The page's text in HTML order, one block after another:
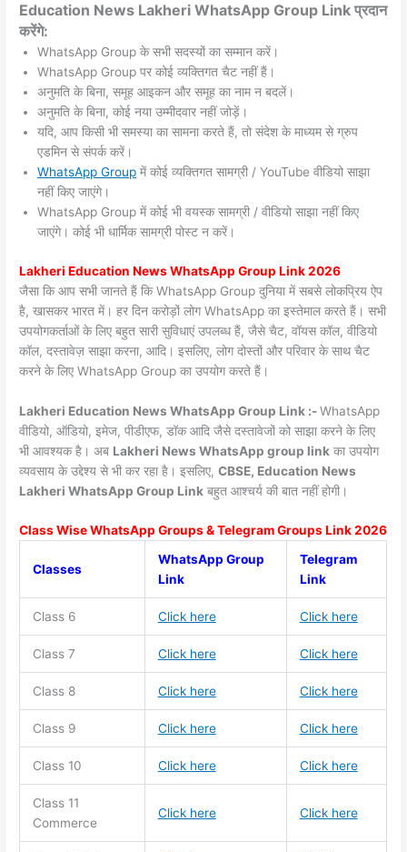
Education News Lakheri WhatsApp Group Link प्रदान
करेंगे:
WhatsApp Group के सभी सदस्यों का सम्मान करें।
WhatsApp Group पर कोई व्यक्तिगत चैट नहीं हैं।
अनुमति के बिना, समूह आइकन और समूह का नाम न बदलें।
अनुमति के बिना, कोई नया उम्मीदवार नहीं जोड़ें।
यदि, आप किसी भी समस्या का सामना करते हैं, तो संदेश के माध्यम से ग्रुप
एडमिन से संपर्क करें।
WhatsApp Group में कोई व्यक्तिगत सामग्री / YouTube वीडियो साझा
नहीं किए जाएंगे।
WhatsApp Group में कोई भी वयस्क सामग्री / वीडियो साझा नहीं किए
जाएंगे। कोई भी धार्मिक सामग्री पोस्ट न करें।
LakheriEducation News WhatsApp Group Link 2026
जैसा कि आप सभी जानते हैं कि WhatsApp Group दुनिया में सबसे लोकप्रिय ऐप
है, खासकर भारत में। हर दिन करोड़ों लोग WhatsApp का इस्तेमाल करते हैं। सभी
उपयोगकर्ताओं के लिए बहुत सारी सुविधाएं उपलब्ध हैं, जैसे चैट, वॉयस कॉल, वीडियो
कॉल, दस्तावेज़ साझा करना, आदि। इसलिए, लोग दोस्तों और परिवार के साथ चैट
करने के लिए WhatsApp Group का उपयोग करते हैं।
Lakheri Education News WhatsApp Group Link :-WhatsApp
वीडियो, ऑडियो, इमेज, पीडीएफ, डॉक आदि जैसे दस्तावेजों को साझा करने के लिए
भी आवश्यक है। अब Lakheri NewsWhatsApp group link का उपयोग
व्यवसाय के उद्देश्य से भी कर रहा है। इसलिए,CBSE, Education News
Lakheri WhatsApp Group Link बहुत आश्चर्य की बात नहीं होगी।
Class Wise WhatsApp Groups & Telegram Groups Link 2026
Classes
WhatsApp Group
Link
Telegram
Link
Class 6 Click here Click here
Class 7 Click here Click here
Class 8 Click here Click here
Class 9 Click here Click here
Class 10 Click here Click here
Class 11
Commerce
Click here Click here